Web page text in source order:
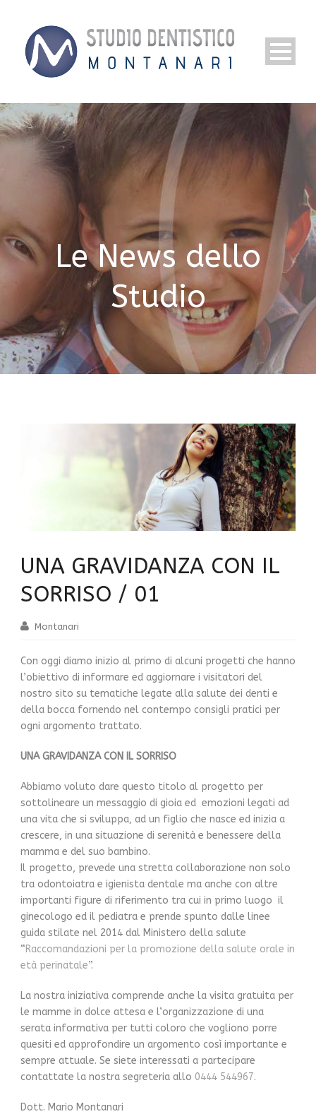
Le News dello
Studio
UNA GRAVIDANZA CON IL
SORRISO / 01
Montanari
Con oggi diamo inizio al primo di alcuni progetti che hanno
l’obiettivo di informare ed aggiornare i visitatori del
nostro sito su tematiche legate alla salute dei denti e
della bocca fornendo nel contempo consigli pratici per
ogni argomento trattato.
UNA GRAVIDANZA CON IL SORRISO
Abbiamo voluto dare questo titolo al progetto per
sottolineare un messaggio di gioia ed emozioni legati ad
una vita che si sviluppa, ad un figlio che nasce ed inizia a
crescere, in una situazione di serenità e benessere della
mamma e del suo bambino.
Il progetto, prevede una stretta collaborazione non solo
tra odontoiatra e igienista dentale ma anche con altre
importanti figure di riferimento tra cui in primo luogo il
ginecologo ed il pediatra e prende spunto dalle linee
guida stilate nel 2014 dal Ministero della salute
“Raccomandazioni per la promozione della salute orale in
età perinatale”.
La nostra iniziativa comprende anche la visita gratuita per
le mamme in dolce attesa e l’organizzazione di una
serata informativa per tutti coloro che vogliono porre
quesiti ed approfondire un argomento così importante e
sempre attuale. Se siete interessati a partecipare
contattate la nostra segreteria allo 0444 544967.
Dott. Mario Montanari